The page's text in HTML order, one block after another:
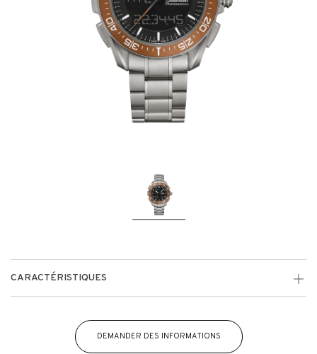
CARACTÉRISTIQUES
DEMANDER DES INFORMATIONS